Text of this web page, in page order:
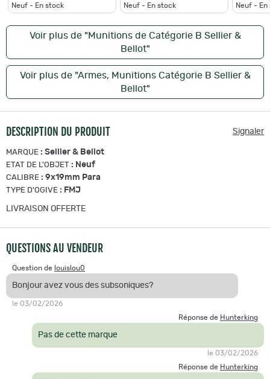
Neuf - En stock
Neuf - En stock
Neuf - En
Voir plus de "Munitions de Catégorie B Sellier &
Bellot"
Voir plus de "Armes, Munitions Catégorie B Sellier &
Bellot"
DESCRIPTION DU PRODUIT Signaler
MARQUE : Sellier & Bellot
ETAT DE L'OBJET : Neuf
CALIBRE : 9x19mm Para
TYPE D'OGIVE : FMJ
LIVRAISON OFFERTE
QUESTIONS AU VENDEUR
Question de louislou0
Bonjour avez vous des subsoniques?
le 03/02/2026
Réponse de Hunterking
Pas de cette marque
le 03/02/2026
Réponse de Hunterking